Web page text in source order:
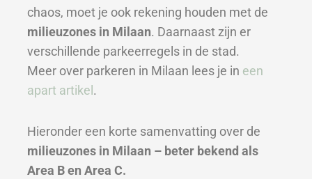
chaos, moet je ook rekening houden met de
milieuzones in Milaan. Daarnaast zijn er
verschillende parkeerregels in de stad.
Meer over parkeren in Milaan lees je in een
apart artikel .
Hieronder een korte samenvatting over de
milieuzones in Milaan – beter bekend als
Area B en Area C.